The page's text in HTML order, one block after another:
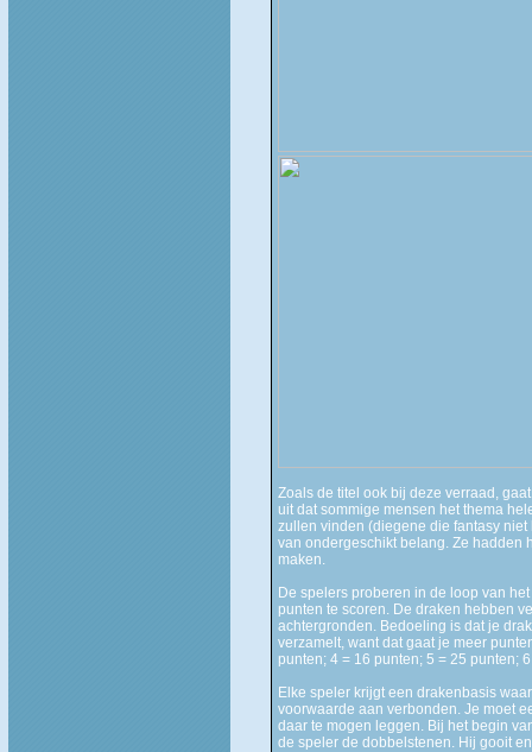
Zoals de titel ook bij deze verraad,
uit dat sommige mensen het thema
zullen vinden (diegene die fantasy
van ondergeschikt belang. Ze hadden
maken.
De spelers proberen in de loop van
punten te scoren. De draken hebben
achtergronden. Bedoeling is dat je
verzamelt, want dat gaat je meer
punten; 4 = 16 punten; 5 = 25 punten;
Elke speler krijgt een drakenbasis
voorwaarde aan verbonden. Je moet
daar te mogen leggen. Bij het begin
de speler de dobbelstenen. Hij gooit